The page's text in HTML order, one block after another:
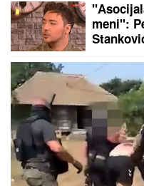
DRAMA
Zapalio